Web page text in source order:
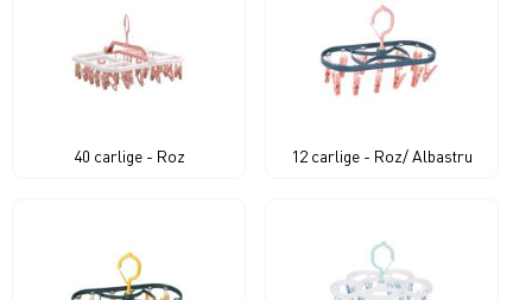
40 carlige - Roz 12 carlige - Roz/ Albastru